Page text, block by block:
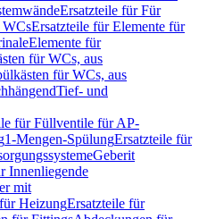
Ersatzteile für Für
WCsErsatzteile für Elemente für
Elemente für
für WCs, aus
für WCs, aus
Tief- und
für Füllventile für AP-
1-Mengen-SpülungErsatzteile für
Geberit
Innenliegende
mit
HeizungErsatzteile für